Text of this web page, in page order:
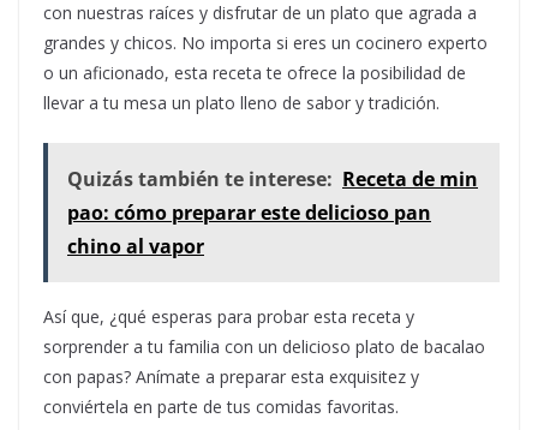
con nuestras raíces y disfrutar de un plato que agrada a
grandes y chicos. No importa si eres un cocinero experto
o un aficionado, esta receta te ofrece la posibilidad de
llevar a tu mesa un plato lleno de sabor y tradición.
Quizás también te interese: Receta de min
pao: cómo preparar este delicioso pan
chino al vapor
Así que, ¿qué esperas para probar esta receta y
sorprender a tu familia con un delicioso plato de bacalao
con papas? Anímate a preparar esta exquisitez y
conviértela en parte de tus comidas favoritas.